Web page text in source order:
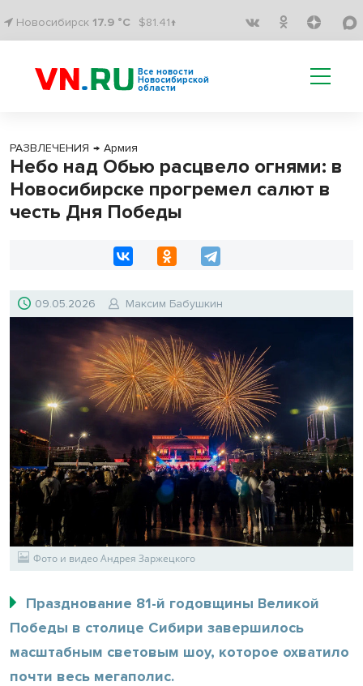
Новосибирск 17.9 °C $81.41↑
Все новости
Новосибирской
области
РАЗВЛЕЧЕНИЯ → Армия
Небо над Обью расцвело огнями: в
Новосибирске прогремел салют в
честь Дня Победы
09.05.2026 Максим Бабушкин
Фото и видео Андрея Заржецкого
Празднование 81-й годовщины Великой
Победы в столице Сибири завершилось
масштабным световым шоу, которое охватило
почти весь мегаполис.